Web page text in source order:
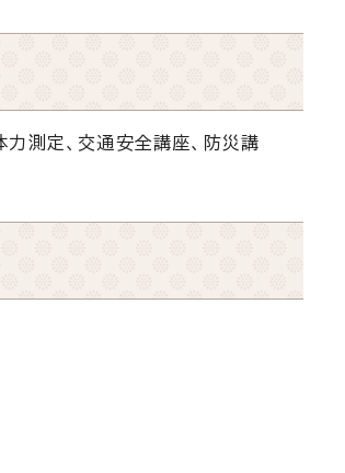
力測定、交通安全講座、防災講